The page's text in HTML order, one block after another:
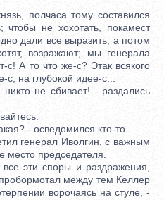
полчаса тому составился
чтобы не хохотать, покамест
дали все выразить, а потом
возражают; мы генерала
с! А то что же-с? Этак всякого
на глубокой идее-с...
не сбивает! - раздались
- осведомился кто-то.
генерал Иволгин, с важным
место председателя.
эти споры и раздражения,
между тем Келлер
ворочаясь на стуле, -